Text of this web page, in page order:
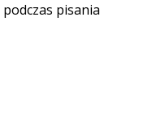
pisania